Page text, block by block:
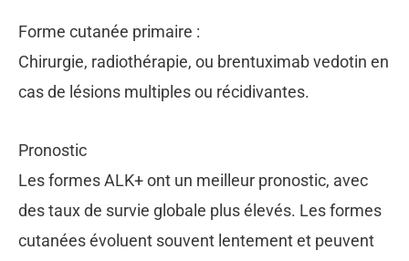
Forme cutanée primaire :
Chirurgie, radiothérapie, ou brentuximab vedotin en
cas de lésions multiples ou récidivantes.
Pronostic
Les formes ALK+ ont un meilleur pronostic, avec
des taux de survie globale plus élevés. Les formes
cutanées évoluent souvent lentement et peuvent